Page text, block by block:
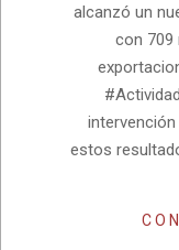
alcanzó un
con 709
estos